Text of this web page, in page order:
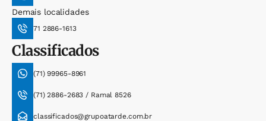
Demais localidades
71 2886-1613
Classificados
(71) 99965-8961
(71) 2886-2683 / Ramal 8526
classificados@grupoatarde.com.br